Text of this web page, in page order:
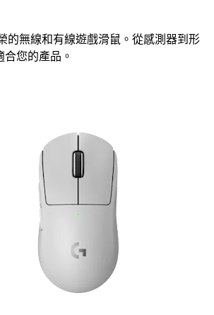
的無線和有線遊戲滑鼠。從感測器到形
您的產品。